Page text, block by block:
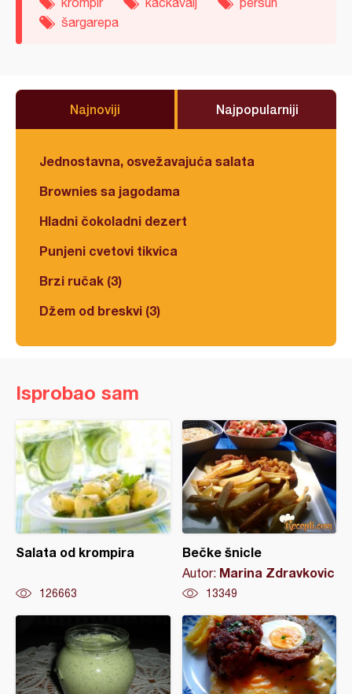
šargarepa
Najnoviji Najpopularniji
Jednostavna, osvežavajuća salata
Brownies sa jagodama
Hladni čokoladni dezert
Punjeni cvetovi tikvica
Brzi ručak (3)
Džem od breskvi (3)
Isprobao sam
Salata od krompira
126663
Bečke šnicle
Autor: Marina Zdravkovic
13349